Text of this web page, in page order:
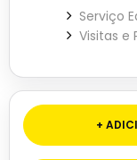
Serviço
Visitas e
+